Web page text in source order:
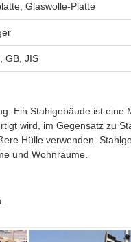
Glaswolle-Platte
GB, JIS
Ein Stahlgebäude ist eine
wird, im Gegensatz zu
Hülle verwenden.
und Wohnräume.